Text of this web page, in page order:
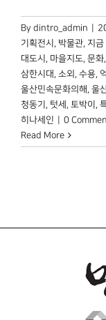
By dintro_admin
기획전시 , 박물관, 지금
대도시 , 마을지도, 문화,
삼한시대 , 소외 , 수용,
울산민속문화의해 , 울
청동기 , 텃세 , 토박이 ,
히나세인
0
Read More